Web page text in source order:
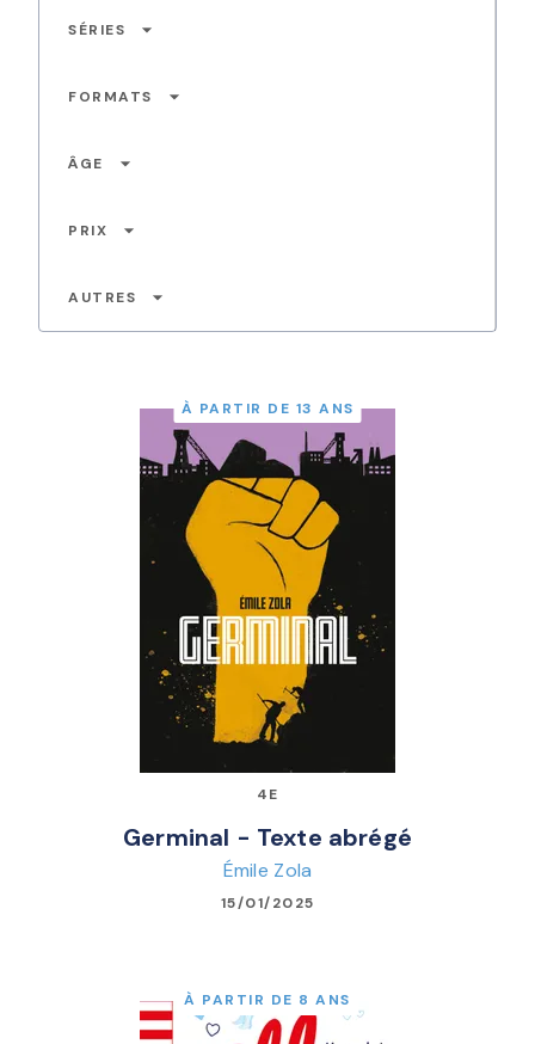
SÉRIES arrow_drop_down
FORMATS arrow_drop_down
ÂGE arrow_drop_down
PRIX arrow_drop_down
AUTRES arrow_drop_down
À PARTIR DE 13 ANS
4E
Germinal - Texte abrégé
Émile Zola
15/01/2025
À PARTIR DE 8 ANS